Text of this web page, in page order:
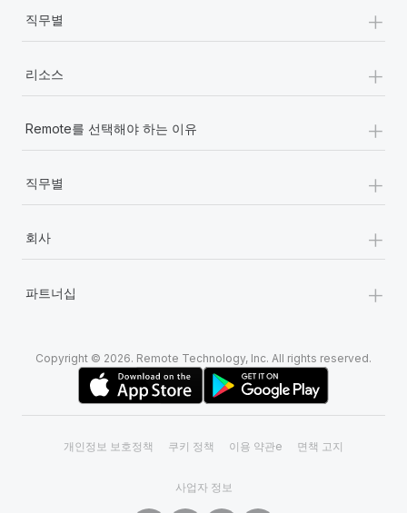
직무별 +
리소스 +
Remote를 선택해야 하는 이유 +
직무별 +
회사 +
파트너십 +
Copyright © 2026. Remote Technology, Inc. All rights reserved.
개인정보 보호정책 쿠키 정책 이용 약관e 면책 고지
사업자 정보